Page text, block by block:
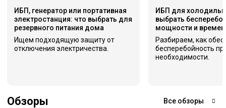
ИБП, генератор или портативная
электростанция: что выбрать для
резервного питания дома
Ищем подходящую защиту от
отключения электричества.
ИБП для
выбрать
мощности и
Разбираем, как
бесперебойность
необходимости.
Обзоры Все обзоры